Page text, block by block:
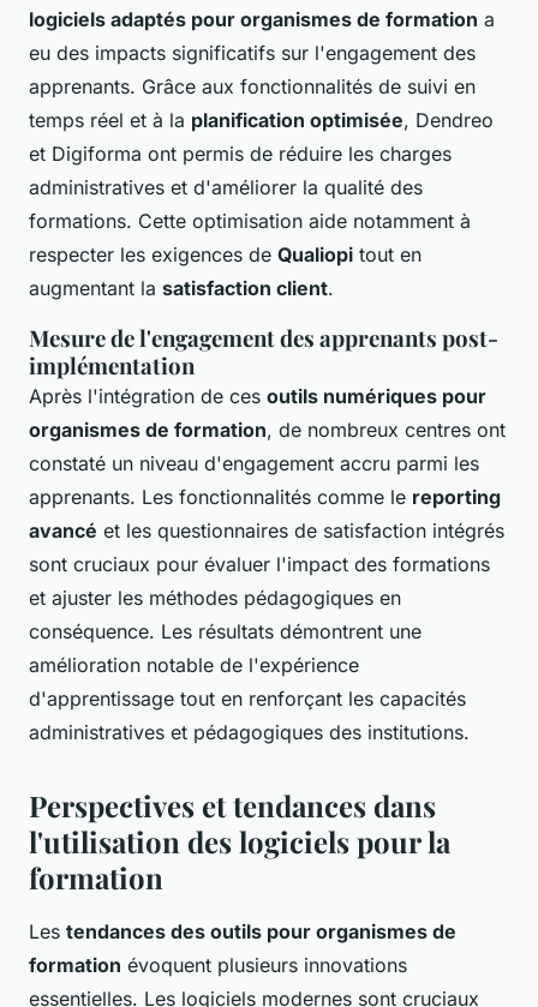
logiciels adaptés pour organismes de formation a
eu des impacts significatifs sur l'engagement des
apprenants. Grâce aux fonctionnalités de suivi en
temps réel et à la planification optimisée, Dendreo
et Digiforma ont permis de réduire les charges
administratives et d'améliorer la qualité des
formations. Cette optimisation aide notamment à
respecter les exigences de Qualiopi tout en
augmentant la satisfaction client.
Mesure de l'engagement des apprenants post-
implémentation
Après l'intégration de ces outils numériques pour
organismes de formation, de nombreux centres ont
constaté un niveau d'engagement accru parmi les
apprenants. Les fonctionnalités comme le reporting
avancé et les questionnaires de satisfaction intégrés
sont cruciaux pour évaluer l'impact des formations
et ajuster les méthodes pédagogiques en
conséquence. Les résultats démontrent une
amélioration notable de l'expérience
d'apprentissage tout en renforçant les capacités
administratives et pédagogiques des institutions.
Perspectives et tendances dans
l'utilisation des logiciels pour la
formation
Les tendances des outils pour organismes de
formation évoquent plusieurs innovations
essentielles. Les logiciels modernes sont cruciaux